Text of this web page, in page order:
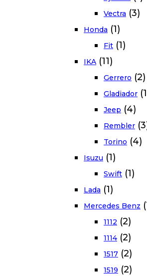
Vectra (3)
Honda (1)
Fit (1)
IKA (11)
Gerrero (2)
Gladiador
Jeep (4)
Rembler
Torino (4)
Isuzu (1)
Swift (1)
Lada (1)
Mercedes Benz
1112 (2)
1114 (2)
1517 (2)
1519 (2)